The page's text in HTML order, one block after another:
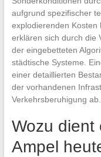
aufgrund spezifischer
explodierenden Kosten
erklären sich durch die
der eingebetteten
städtische Systeme.
einer detaillierten
der vorhandenen
Verkehrsberuhigung ab.
Wozu dient
Ampel